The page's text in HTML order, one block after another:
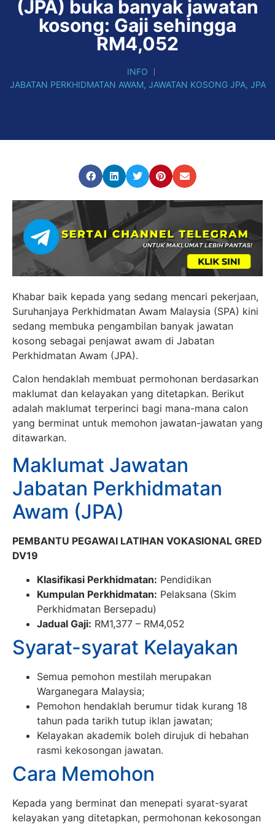
(JPA) buka banyak jawatan
kosong: Gaji sehingga
RM4,052
INFO
JABATAN PERKHIDMATAN AWAM, JAWATAN KOSONG JPA, JPA
Khabar baik kepada yang sedang mencari pekerjaan,
Suruhanjaya Perkhidmatan Awam Malaysia (SPA) kini
sedang membuka pengambilan banyak jawatan
kosong sebagai penjawat awam di Jabatan
Perkhidmatan Awam (JPA).
Calon hendaklah membuat permohonan berdasarkan
maklumat dan kelayakan yang ditetapkan. Berikut
adalah maklumat terperinci bagi mana-mana calon
yang berminat untuk memohon jawatan-jawatan yang
ditawarkan.
Maklumat Jawatan
Jabatan Perkhidmatan
Awam (JPA)
PEMBANTU PEGAWAI LATIHAN VOKASIONAL GRED
DV19
Klasifikasi Perkhidmatan: Pendidikan
Kumpulan Perkhidmatan: Pelaksana (Skim
Perkhidmatan Bersepadu)
Jadual Gaji: RM1,377 – RM4,052
Syarat-syarat Kelayakan
Semua pemohon mestilah merupakan
Warganegara Malaysia;
Pemohon hendaklah berumur tidak kurang 18
tahun pada tarikh tutup iklan jawatan;
Kelayakan akademik boleh dirujuk di hebahan
rasmi kekosongan jawatan.
Cara Memohon
Kepada yang berminat dan menepati syarat-syarat
kelayakan yang ditetapkan, permohonan kekosongan